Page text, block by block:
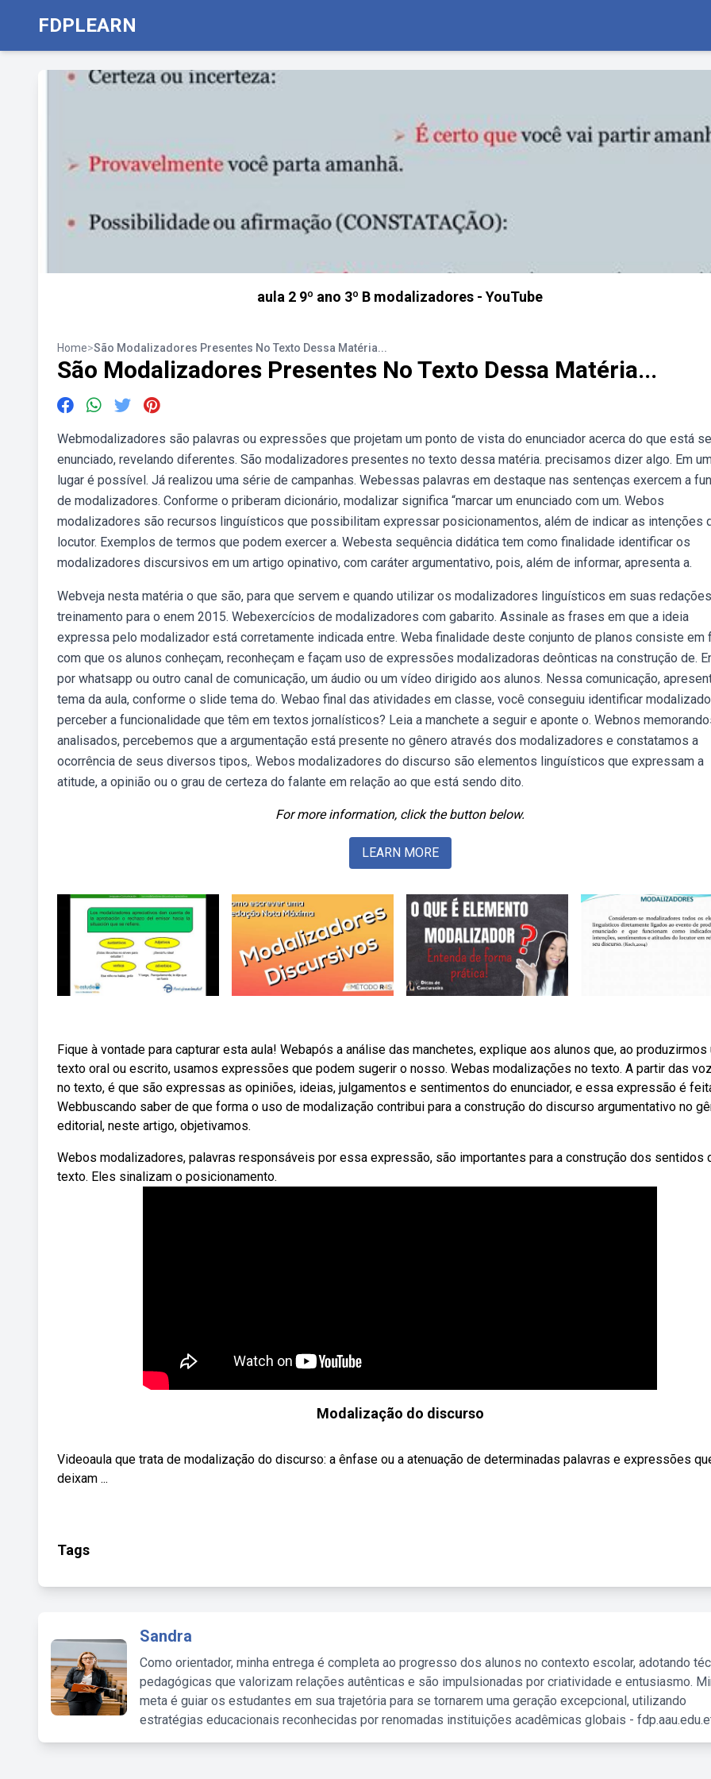
FDPLEARN
aula 2 9º ano 3º B modalizadores - YouTube
Home>São Modalizadores Presentes No Texto Dessa Matéria...
São Modalizadores Presentes No Texto Dessa Matéria...
Webmodalizadores são palavras ou expressões que projetam um ponto de vista do enunciador acerca do que está
enunciado, revelando diferentes. São modalizadores presentes no texto dessa matéria. precisamos dizer algo. Em
lugar é possível. Já realizou uma série de campanhas. Webessas palavras em destaque nas sentenças exercem a
de modalizadores. Conforme o priberam dicionário, modalizar significa “marcar um enunciado com um. Webos
modalizadores são recursos linguísticos que possibilitam expressar posicionamentos, além de indicar as intenções
locutor. Exemplos de termos que podem exercer a. Webesta sequência didática tem como finalidade identificar os
modalizadores discursivos em um artigo opinativo, com caráter argumentativo, pois, além de informar, apresenta a.
Webveja nesta matéria o que são, para que servem e quando utilizar os modalizadores linguísticos em suas
treinamento para o enem 2015. Webexercícios de modalizadores com gabarito. Assinale as frases em que a ideia
expressa pelo modalizador está corretamente indicada entre. Weba finalidade deste conjunto de planos consiste em
com que os alunos conheçam, reconheçam e façam uso de expressões modalizadoras deônticas na construção de.
por whatsapp ou outro canal de comunicação, um áudio ou um vídeo dirigido aos alunos. Nessa comunicação,
tema da aula, conforme o slide tema do. Webao final das atividades em classe, você conseguiu identificar
perceber a funcionalidade que têm em textos jornalísticos? Leia a manchete a seguir e aponte o. Webnos
analisados, percebemos que a argumentação está presente no gênero através dos modalizadores e constatamos a
ocorrência de seus diversos tipos,. Webos modalizadores do discurso são elementos linguísticos que expressam a
atitude, a opinião ou o grau de certeza do falante em relação ao que está sendo dito.
For more information, click the button below.
LEARN MORE
Fique à vontade para capturar esta aula! Webapós a análise das manchetes, explique aos alunos que, ao produzirmos
texto oral ou escrito, usamos expressões que podem sugerir o nosso. Webas modalizações no texto. A partir das
no texto, é que são expressas as opiniões, ideias, julgamentos e sentimentos do enunciador, e essa expressão é
Webbuscando saber de que forma o uso de modalização contribui para a construção do discurso argumentativo no
editorial, neste artigo, objetivamos.
Webos modalizadores, palavras responsáveis por essa expressão, são importantes para a construção dos sentidos
texto. Eles sinalizam o posicionamento.
Modalização do discurso
Videoaula que trata de modalização do discurso: a ênfase ou a atenuação de determinadas palavras e expressões
deixam ...
Tags
Sandra
Como orientador, minha entrega é completa ao progresso dos alunos no contexto escolar, adotando
pedagógicas que valorizam relações autênticas e são impulsionadas por criatividade e entusiasmo.
meta é guiar os estudantes em sua trajetória para se tornarem uma geração excepcional, utilizando
estratégias educacionais reconhecidas por renomadas instituições acadêmicas globais -